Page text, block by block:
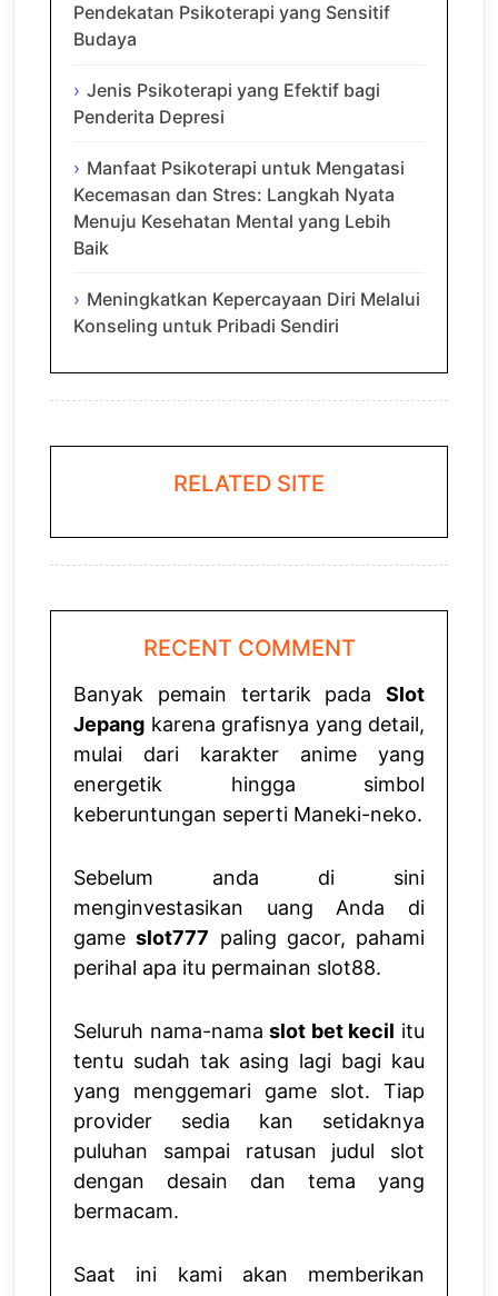
Pendekatan Psikoterapi yang Sensitif
Budaya
Jenis Psikoterapi yang Efektif bagi
Penderita Depresi
Manfaat Psikoterapi untuk Mengatasi
Kecemasan dan Stres: Langkah Nyata
Menuju Kesehatan Mental yang Lebih
Baik
Meningkatkan Kepercayaan Diri Melalui
Konseling untuk Pribadi Sendiri
RELATED SITE
RECENT COMMENT
Banyak pemain tertarik pada Slot
Jepang karena grafisnya yang detail,
mulai dari karakter anime yang
energetik hingga simbol
keberuntungan seperti Maneki-neko.
Sebelum anda di sini
menginvestasikan uang Anda di
gameslot777 paling gacor, pahami
perihal apa itu permainan slot88.
Seluruh nama-namaslot bet kecil itu
tentu sudah tak asing lagi bagi kau
yang menggemari game slot. Tiap
provider sedia kan setidaknya
puluhan sampai ratusan judul slot
dengan desain dan tema yang
bermacam.
Saat ini kami akan memberikan